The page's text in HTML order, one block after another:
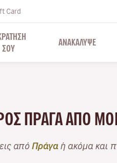
Card
ΣΟΥ
ΑΝΑΚΑΛΥΨΕ
ΠΡΆΓΑ ΑΠΌ
από Πράγα ή ακόμα και